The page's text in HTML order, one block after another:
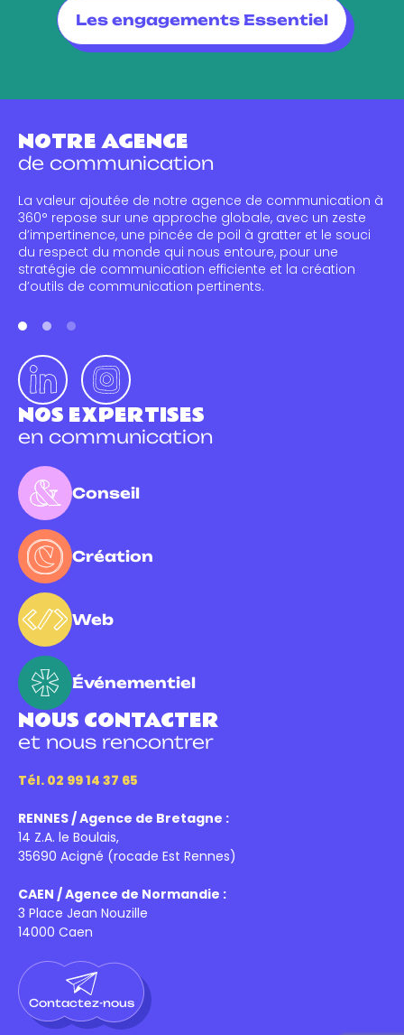
Les engagements Essentiel
NOTRE AGENCE
de communication
La valeur ajoutée de notre agence de communication à
360° repose sur une approche globale, avec un zeste
d’impertinence, une pincée de poil à gratter et le souci
du respect du monde qui nous entoure, pour une
stratégie de communication efficiente et la création
d’outils de communication pertinents.
NOS EXPERTISES
en communication
Conseil
Création
Web
Événementiel
NOUS CONTACTER
et nous rencontrer
Tél. 02 99 14 37 65
RENNES / Agence de Bretagne :
14 Z.A. le Boulais,
35690 Acigné (rocade Est Rennes)
CAEN / Agence de Normandie :
3 Place Jean Nouzille
14000 Caen
Contactez-nous